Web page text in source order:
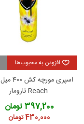
افزودن به محبوب‌ها
Reach تارومار
397,200 تومان
430,000 تومان